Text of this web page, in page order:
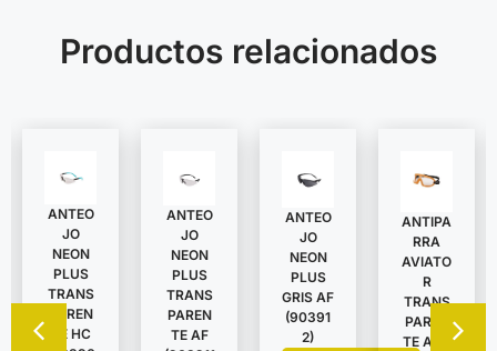
Productos relacionados
ANTEO
JO
NEON
PLUS
TRANS
PAREN
TE HC
ANTEO
JO
NEON
PLUS
TRANS
PAREN
TE AF
ANTEO
JO
NEON
PLUS
GRIS AF
(90391
2)
ANTIPA
RRA
AVIATO
R
TRANS
PAREN
TE AF –